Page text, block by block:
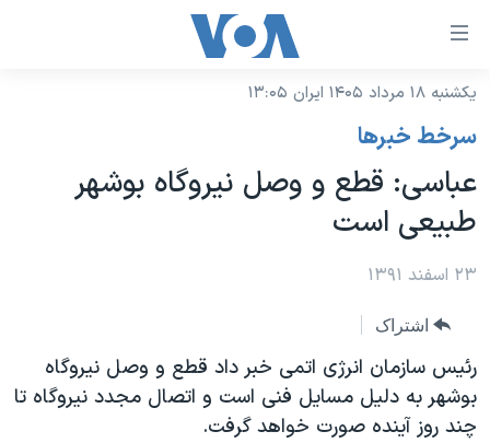
لینکهای
دسترسی
جهش
محتوای
اصلی
به
اصلی
جهش
به
جستجو
نسخه سبک وب‌سایت
موضوع ها
ایران
آمریکا
جهان
گزیده‌ها
ویژه برنامه‌ها
برنامه های تلویزیونی
جدول برنامه ها
صفحه‌های ویژه
عملیات خشم حماسی
۲۵۰سالگی آمریکا
فرکانس‌های صدای آمریکا
پخش رادیویی
یکشنبه ۱۸ مرداد ۱۴۰۵ ایران ۱۳:۰۵
سرخط خبرها
عباسی: قطع و وصل نیروگاه بوشهر
طبیعی است
۲۳ اسفند ۱۳۹۱
اشتراک
رئیس سازمان انرژی اتمی خبر داد قطع و وصل نیروگاه
بوشهر به دلیل مسایل فنی است و اتصال مجدد نیروگاه تا
چند روز آینده صورت خواهد گرفت.